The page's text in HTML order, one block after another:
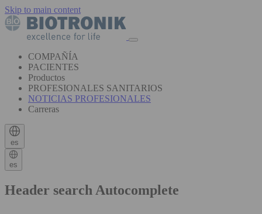
Skip to main content
COMPAÑÍA
PACIENTES
Productos
PROFESIONALES SANITARIOS
NOTICIAS PROFESIONALES
Carreras
es
es
Header search Autocomplete